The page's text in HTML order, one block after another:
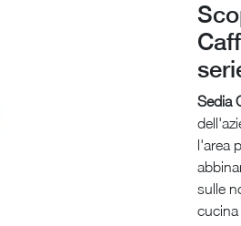
Sedia
l'area
sulle
cucina